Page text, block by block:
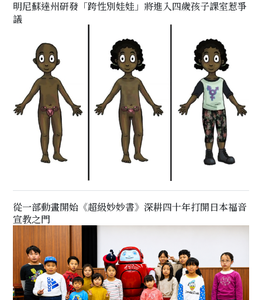
明尼蘇達州研發「跨性別娃娃」將進入四歲孩子課室惹爭
議
從一部動畫開始《超級妙妙書》深耕四十年打開日本福音
宣教之門